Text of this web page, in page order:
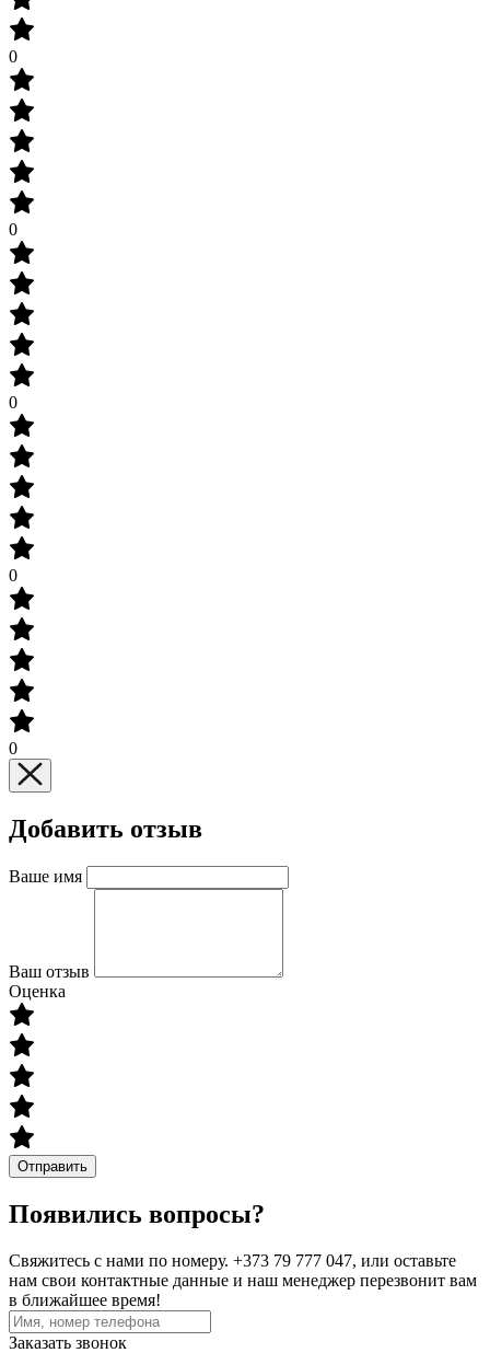
0
0
0
0
0
Добавить отзыв
Ваше имя
Ваш отзыв
Оценка
Отправить
Появились вопросы?
Свяжитесь с нами по номеру. +373 79 777 047, или оставьте
нам свои контактные данные и наш менеджер перезвонит вам
в ближайшее время!
Заказать звонок